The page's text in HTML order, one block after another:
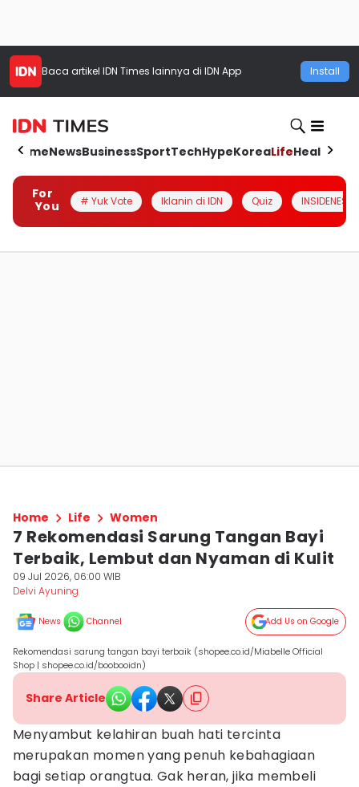
Baca artikel IDN Times lainnya di IDN App Install
HomeNewsBusinessSportTechHypeKoreaLifeHealth
For
You
# Yuk Vote Iklanin di IDN Quiz INSIDENESIA
Home Life Women
7 Rekomendasi Sarung Tangan Bayi
Terbaik, Lembut dan Nyaman di Kulit
09 Jul 2026, 06:00 WIB
Delvi Ayuning
News Channel Add Us on Google
Rekomendasi sarung tangan bayi terbaik (shopee.co.id/Miabelle Official
Shop | shopee.co.id/boobooidn)
Share Article
Menyambut kelahiran buah hati tercinta
merupakan momen yang penuh kebahagiaan
bagi setiap orangtua. Gak heran, jika membeli